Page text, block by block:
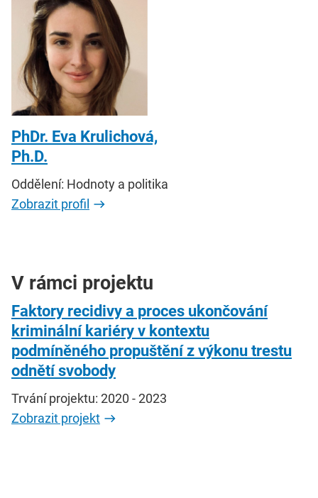
PhDr. Eva Krulichová,
Ph.D.
Oddělení: Hodnoty a politika
Zobrazit profil
V rámci projektu
Faktory recidivy a proces ukončování
kriminální kariéry v kontextu
podmíněného propuštění z výkonu trestu
odnětí svobody
Trvání projektu: 2020 - 2023
Zobrazit projekt